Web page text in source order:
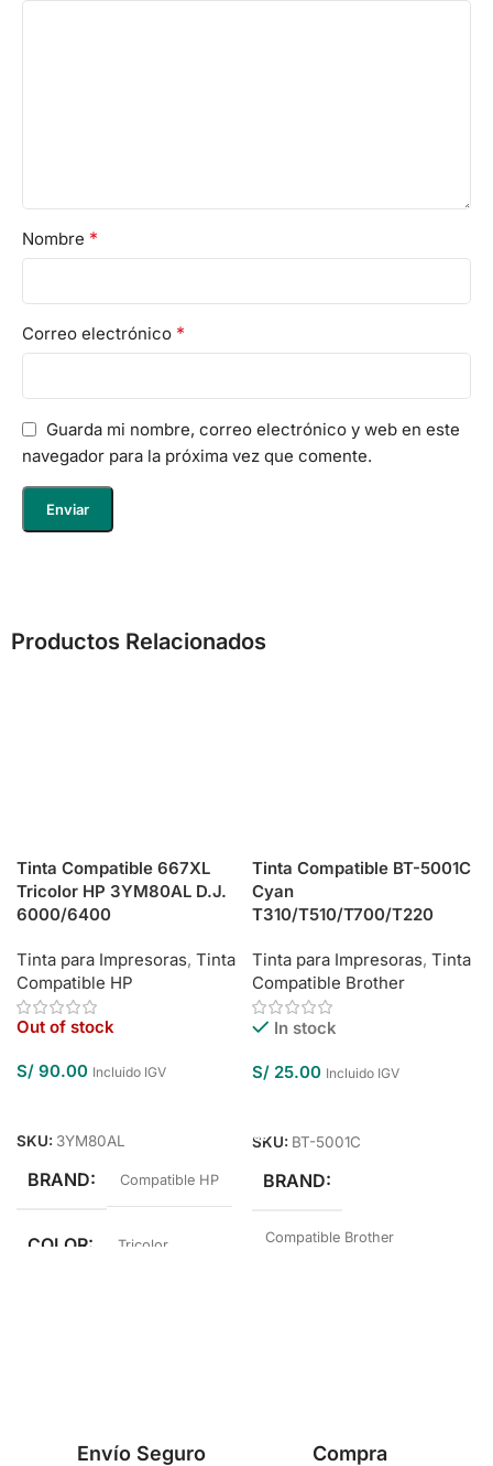
Nombre *
Correo electrónico *
Guarda mi nombre, correo electrónico y web en este
navegador para la próxima vez que comente.
Productos Relacionados
Tinta Compatible 667XL
Tricolor HP 3YM80AL D.J.
6000/6400
Tinta para Impresoras, Tinta
Compatible HP
Out of stock
S/ 90.00 Incluido IGV
SKU: 3YM80AL
BRAND Compatible HP
COLOR Tricolor
Tinta Compatible BT-5001C
Cyan
T310/T510/T700/T220
Tinta para Impresoras, Tinta
Compatible Brother
In stock
S/ 25.00 Incluido IGV
SKU: BT-5001C
BRAND
Compatible Brother
Envío Seguro
Compra